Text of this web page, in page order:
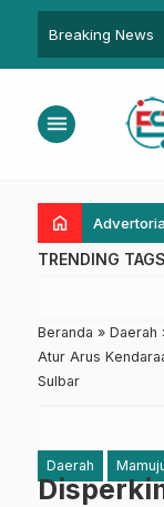
Breaking News
menu
home
TRENDING TAGS
Beranda » Daerah
Atur Arus
Sulbar
Daerah